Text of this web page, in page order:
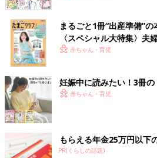
まるごと1冊“出産準備”の
〈スペシャル大特集〉夫
赤ちゃん・育児
妊娠中に読みたい！3冊の
赤ちゃん・育児
もらえる年金25万円以下
PR(くらしの話題)